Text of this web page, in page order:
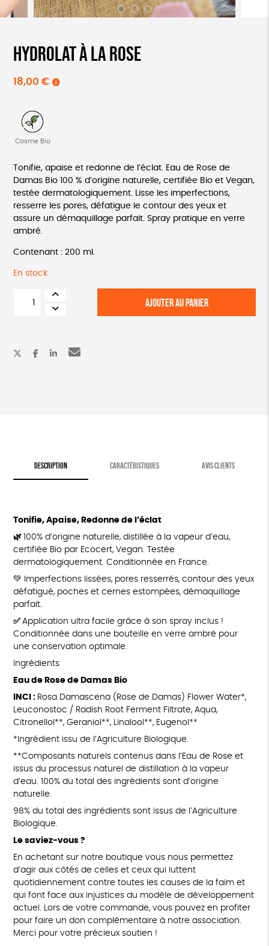
Hydrolat à la rose
18,00 €
Cosme Bio
Tonifie, apaise et redonne de l’éclat. Eau de Rose de
Damas Bio 100 % d’origine naturelle, certifiée Bio et Vegan,
testée dermatologiquement. Lisse les imperfections,
resserre les pores, défatigue le contour des yeux et
assure un démaquillage parfait. Spray pratique en verre
ambré.
Contenant : 200 ml.
En stock
AJOUTER AU PANIER
DESCRIPTION CARACTÉRISTIQUES AVIS CLIENTS
Tonifie, Apaise, Redonne de l’éclat
🌿 100% d’origine naturelle, distillée à la vapeur d’eau,
certifiée Bio par Ecocert, Vegan. Testée
dermatologiquement. Conditionnée en France.
💚 Imperfections lissées, pores resserrés, contour des yeux
défatigué, poches et cernes estompées, démaquillage
parfait.
✅ Application ultra facile grâce à son spray inclus !
Conditionnée dans une bouteille en verre ambré pour
une conservation optimale.
Ingrédients
Eau de Rose de Damas Bio
INCI : Rosa Damascena (Rose de Damas) Flower Water*,
Leuconostoc / Radish Root Ferment Filtrate, Aqua,
Citronellol**, Geraniol**, Linalool**, Eugenol**
*Ingrédient issu de l’Agriculture Biologique.
**Composants naturels contenus dans l’Eau de Rose et
issus du processus naturel de distillation à la vapeur
d’eau. 100% du total des ingrédients sont d’origine
naturelle.
98% du total des ingrédients sont issus de l’Agriculture
Biologique.
Le saviez-vous ?
En achetant sur notre boutique vous nous permettez
d’agir aux côtés de celles et ceux qui luttent
quotidiennement contre toutes les causes de la faim et
qui font face aux injustices du modèle de développement
actuel. Lors de votre commande, vous pouvez en profiter
pour faire un don complémentaire à notre association.
Merci pour votre précieux soutien !